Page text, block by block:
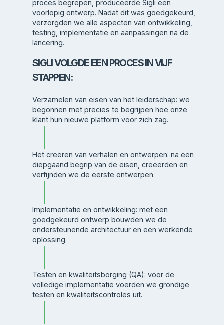
proces begrepen, produceerde Sigli een
voorlopig ontwerp. Nadat dit was goedgekeurd,
verzorgden we alle aspecten van ontwikkeling,
testing, implementatie en aanpassingen na de
lancering.
SIGLI VOLGDE EEN PROCES IN VIJF
STAPPEN:
Verzamelen van eisen van het leiderschap: we
begonnen met precies te begrijpen hoe onze
klant hun nieuwe platform voor zich zag.
Het creëren van verhalen en ontwerpen: na een
diepgaand begrip van de eisen, creëerden en
verfijnden we de eerste ontwerpen.
Implementatie en ontwikkeling: met een
goedgekeurd ontwerp bouwden we de
ondersteunende architectuur en een werkende
oplossing.
Testen en kwaliteitsborging (QA): voor de
volledige implementatie voerden we grondige
testen en kwaliteitscontroles uit.